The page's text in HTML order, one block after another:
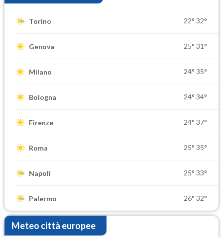
Torino 22° 32°
Genova 25° 31°
Milano 24° 35°
Bologna 24° 34°
Firenze 24° 37°
Roma 25° 35°
Napoli 25° 33°
Palermo 26° 32°
Meteo città europee